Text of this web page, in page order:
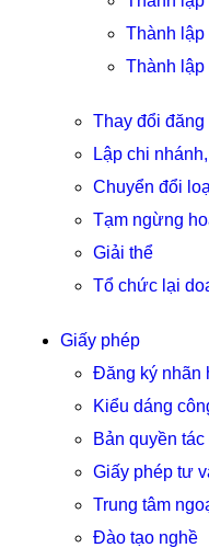
Thành lập
Thành lập
Thay đổi
Lập chi
Chuyển đổi
Tạm ngừng
Giải thể
Tổ chức lại
Giấy phép
Đăng ký nhãn
Kiểu dáng
Bản quyền tác
Giấy phép tư
Trung tâm
Đào tạo nghề